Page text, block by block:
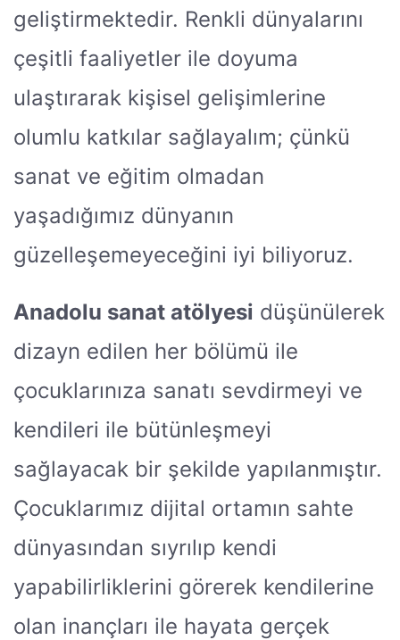
geliştirmektedir. Renkli dünyalarını
çeşitli faaliyetler ile doyuma
ulaştırarak kişisel gelişimlerine
olumlu katkılar sağlayalım; çünkü
sanat ve eğitim olmadan
yaşadığımız dünyanın
güzelleşemeyeceğini iyi biliyoruz.
Anadolu sanat atölyesi düşünülerek
dizayn edilen her bölümü ile
çocuklarınıza sanatı sevdirmeyi ve
kendileri ile bütünleşmeyi
sağlayacak bir şekilde yapılanmıştır.
Çocuklarımız dijital ortamın sahte
dünyasından sıyrılıp kendi
yapabilirliklerini görerek kendilerine
olan inançları ile hayata gerçek